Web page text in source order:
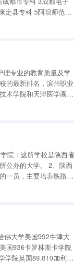
的最新排名，滨州职业
术学院和天津医学高等
第四的安徽医学高等
学。 2、陕西
一员，主要培养铁路建
国936卡罗林斯卡学院
学院英国89.810加利福